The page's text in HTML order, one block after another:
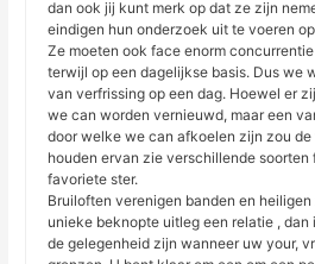
dan ook jij kunt merk op dat ze zijn
eindigen hun onderzoek uit te voeren
Ze moeten ook face enorm
terwijl op een dagelijkse basis. Dus we
van verfrissing op een dag. Hoewel er
we can worden vernieuwd, maar een
door welke we can afkoelen zijn zou
houden ervan zie verschillende soorten
favoriete ster.
Bruiloften verenigen banden en
unieke beknopte uitleg een relatie ,
de gelegenheid zijn wanneer uw your,